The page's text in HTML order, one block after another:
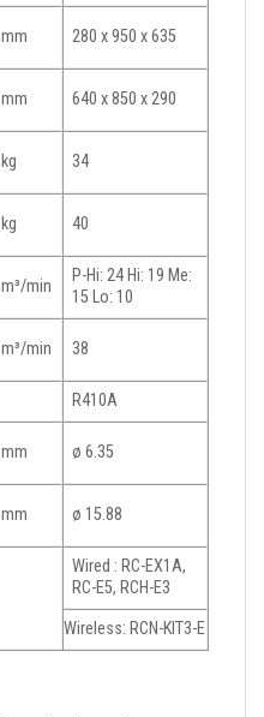
mm 280 x 950 x 635
mm 640 x 850 x 290
kg 34
kg 40
m³/min
P-Hi: 24 Hi: 19 Me:
15 Lo: 10
m³/min 38
R410A
mm ø 6.35
mm ø 15.88
Wired : RC-EX1A,
RC-E5, RCH-E3
Wireless: RCN-KIT3-E